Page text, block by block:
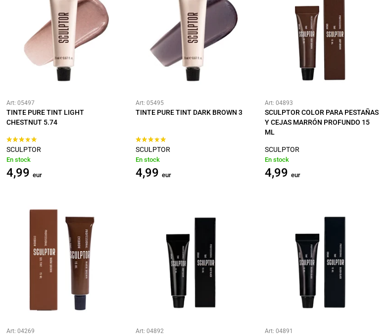
Art: 05497
TINTE PURE TINT LIGHT
CHESTNUT 5.74
SCULPTOR
En stock
4,99 eur
Art: 05495
TINTE PURE TINT DARK BROWN 3
SCULPTOR
En stock
4,99 eur
Art: 04893
SCULPTOR COLOR PARA PESTAÑAS
Y CEJAS MARRÓN PROFUNDO 15
ML
SCULPTOR
En stock
4,99 eur
Art: 04269 Art: 04892 Art: 04891